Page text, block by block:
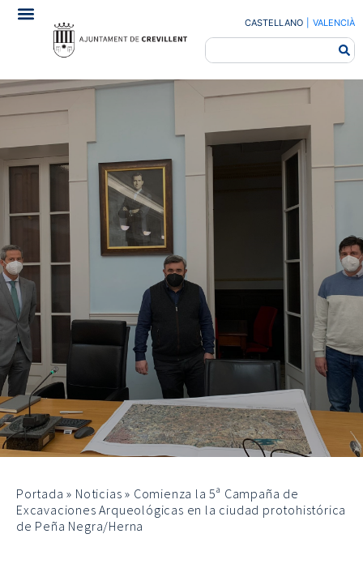
CASTELLANO VALENCIÀ
Portada » Noticias » Comienza la 5ª Campaña de
Excavaciones Arqueológicas en la ciudad protohistórica
de Peña Negra/Herna